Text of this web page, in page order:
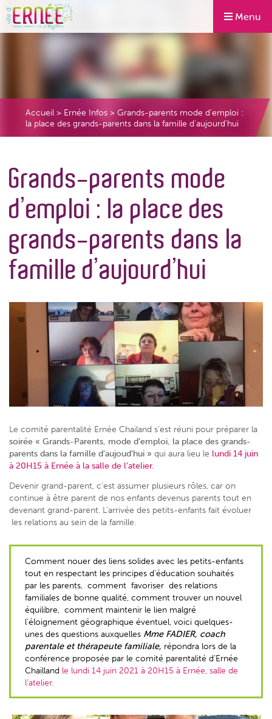
Menu
Accueil > Ernée Infos > Grands-parents mode d’emploi :
la place des grands-parents dans la famille d’aujourd’hui
Grands-parents mode
d’emploi : la place des
grands-parents dans la
famille d’aujourd’hui
Le comité parentalité Ernée Chailand s’est réuni pour préparer la
soirée « Grands-Parents, mode d’emploi, la place des grands-
parents dans la famille d’aujoud’hui » qui aura lieu le lundi 14 juin
à 20H15 à Ernée à la salle de l’atelier.
Devenir grand-parent, c’est assumer plusieurs rôles, car on
continue à être parent de nos enfants devenus parents tout en
devenant grand-parent. L’arrivée des petits-enfants fait évoluer
les relations au sein de la famille.
Comment nouer des liens solides avec les petits-enfants
tout en respectant les principes d’éducation souhaités
par les parents, comment favoriser des relations
familiales de bonne qualité, comment trouver un nouvel
équilibre, comment maintenir le lien malgré
l’éloignement géographique éventuel, voici quelques-
unes des questions auxquellesMme FADIER, coach
parentale et thérapeute familiale, répondra lors de la
conférence proposée par le comité parentalité d’Ernée
Chaillandle lundi 14 juin 2021 à 20H15 à Ernée, salle de
l’atelier.